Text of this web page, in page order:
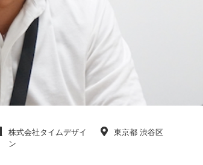
株式会社タイムデザイ
ン
東京都 渋谷区